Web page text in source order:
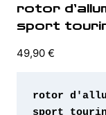
rotor
sport
49,90 €
rotor
sport